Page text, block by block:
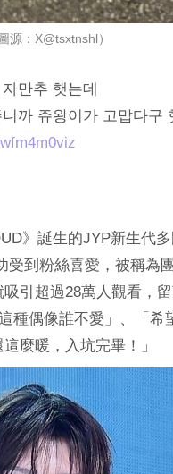
圖源：X@tsxtnshl）
만추 햇는데
까 쥬왕이가 고맙다구
》誕生的JYP新生代
受到粉絲喜愛，被稱為
引超過28萬人觀看，
種偶像誰不愛」、「希
麼暖，入坑完畢！」